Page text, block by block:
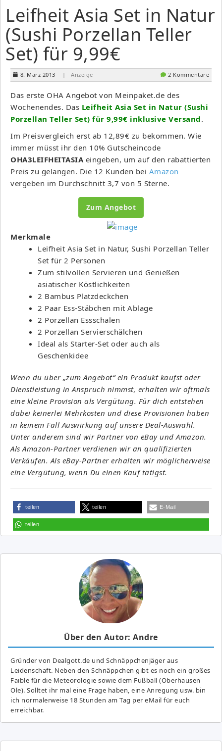
Leifheit Asia Set in Natur
(Sushi Porzellan Teller
Set) für 9,99€
8. März 2013 | Anzeige 2 Kommentare
Das erste OHA Angebot von Meinpaket.de des
Wochenendes. Das Leifheit Asia Set in Natur (Sushi
Porzellan Teller Set) für 9,99€ inklusive Versand.
Im Preisvergleich erst ab 12,89€ zu bekommen. Wie
immer müsst ihr den 10% Gutscheincode
OHA3LEIFHEITASIA eingeben, um auf den rabattierten
Preis zu gelangen. Die 12 Kunden bei Amazon
vergeben im Durchschnitt 3,7 von 5 Sterne.
Zum Angebot
Merkmale
Leifheit Asia Set in Natur, Sushi Porzellan Teller
Set für 2 Personen
Zum stilvollen Servieren und Genießen
asiatischer Köstlichkeiten
2 Bambus Platzdeckchen
2 Paar Ess-Stäbchen mit Ablage
2 Porzellan Essschalen
2 Porzellan Servierschälchen
Ideal als Starter-Set oder auch als
Geschenkidee
Wenn du über „zum Angebot“ ein Produkt kaufst oder
Dienstleistung in Anspruch nimmst, erhalten wir oftmals
eine kleine Provision als Vergütung. Für dich entstehen
dabei keinerlei Mehrkosten und diese Provisionen haben
in keinem Fall Auswirkung auf unsere Deal-Auswahl.
Unter anderem sind wir Partner von eBay und Amazon.
Als Amazon-Partner verdienen wir an qualifizierten
Verkäufen. Als eBay-Partner erhalten wir möglicherweise
eine Vergütung, wenn Du einen Kauf tätigst.
teilen teilen E-Mail
teilen
Über den Autor: Andre
Gründer von Dealgott.de und Schnäppchenjäger aus
Leidenschaft. Neben den Schnäppchen gibt es noch ein großes
Fai­ble für die Meteorologie sowie dem Fußball (Oberhausen
Ole). Solltet ihr mal eine Frage haben, eine Anregung usw. bin
ich normalerweise 18 Stunden am Tag per eMail für euch
erreichbar.